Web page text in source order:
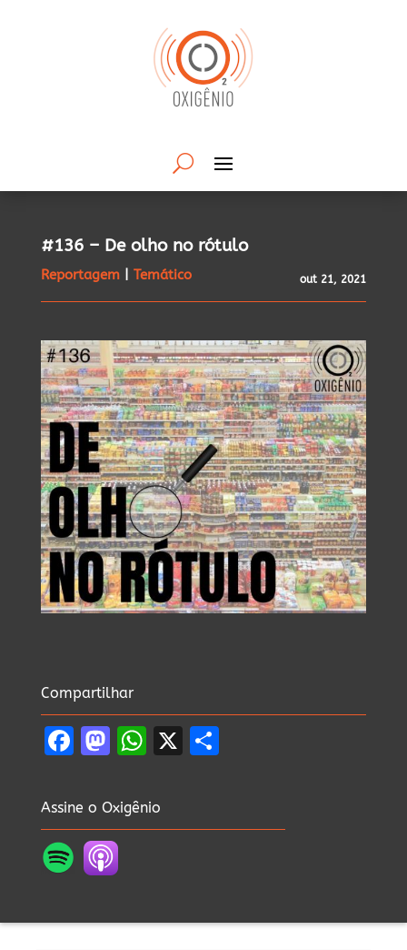
#136 – De olho no rótulo
Reportagem| Temático out 21, 2021
Compartilhar
Facebook
Mastodon
WhatsApp
X Share
Assine o Oxigênio